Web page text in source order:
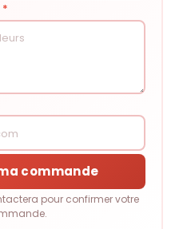
*
commande
pour confirmer votre